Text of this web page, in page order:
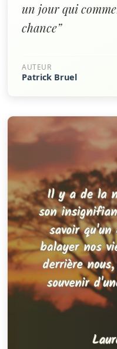
un jour qui
chance”
AUTEUR
Patrick Bruel